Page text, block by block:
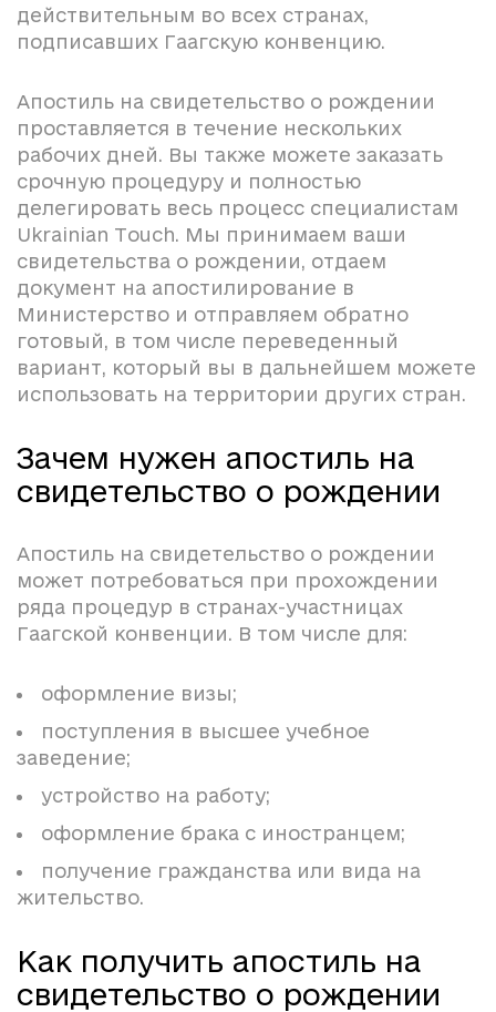
действительным во всех странах,
подписавших Гаагскую конвенцию.
Апостиль на свидетельство о рождении
проставляется в течение нескольких
рабочих дней. Вы также можете заказать
срочную процедуру и полностью
делегировать весь процесс специалистам
Ukrainian Touch. Мы принимаем ваши
свидетельства о рождении, отдаем
документ на апостилирование в
Министерство и отправляем обратно
готовый, в том числе переведенный
вариант, который вы в дальнейшем можете
использовать на территории других стран.
Зачем нужен апостиль на
свидетельство о рождении
Апостиль на свидетельство о рождении
может потребоваться при прохождении
ряда процедур в странах-участницах
Гаагской конвенции. В том числе для:
оформление визы;
поступления в высшее учебное
заведение;
устройство на работу;
оформление брака с иностранцем;
получение гражданства или вида на
жительство.
Как получить апостиль на
свидетельство о рождении